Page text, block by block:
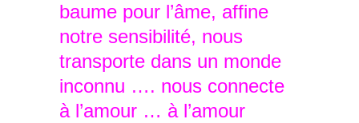
baume pour l’âme, affine
notre sensibilité, nous
transporte dans un monde
inconnu …. nous connecte
à l’amour … à l’amour